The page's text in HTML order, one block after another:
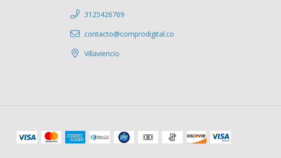
3125426769
contacto@comprodigital.co
Villaviencio